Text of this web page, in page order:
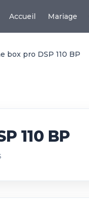
Accueil Mariage
box pro DSP 110 BP
110 BP